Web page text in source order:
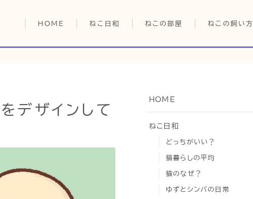
HOME ねこ日和
どっちがいい？
ゆずとシンバの日常
ねこの部屋
猫の雑学・トリビア
猫と暮らす快適環境づくり
猫と暮らすシニアライフ
猫と人間の共生・社会問題
ねこの飼い方
基本ガイド（ねこの飼い方、し
行動と心理（ねこの習性、気
お役立ち情報（ねこに優しい
インテリア、災害対策）
グッズレビュー（キャットフー
ド、トイレ、爪とぎ）
？
デザインして
HOME
ねこ日和
どっちがいい？
猫暮らしの平均
猫のなぜ？
ゆずとシンバの日常